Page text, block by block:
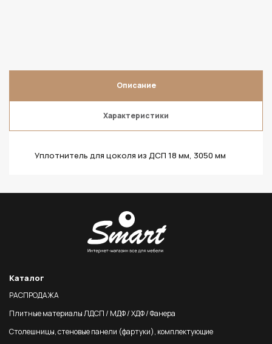
Описание
Характеристики
Уплотнитель для цоколя из ДСП 18 мм, 3050 мм
Каталог
РАСПРОДАЖА
Плитные материалы ЛДСП / МДФ / ХДФ / Фанера
Столешницы, стеновые панели (фартуки), комплектующие